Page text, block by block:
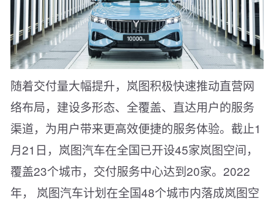
随着交付量大幅提升，岚图积极快速推动直营网
络布局，建设多形态、全覆盖、直达用户的服务
渠道，为用户带来更高效便捷的服务体验。截止1
月21日，岚图汽车在全国已开设45家岚图空间，
覆盖23个城市，交付服务中心达到20家。2022
年， 岚图汽车计划在全国48个城市内落成岚图空